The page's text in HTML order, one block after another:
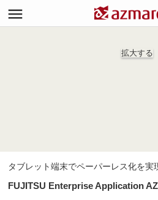

拡大する
タブレット端末でペーパーレス化を実
FUJITSU Enterprise Application